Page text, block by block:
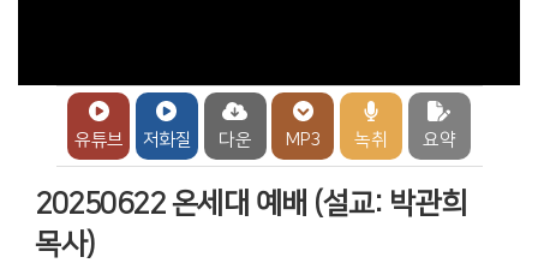
유튜브 저화질 다운 MP3 녹취 요약
20250622 온세대 예배 (설교: 박관희
목사)